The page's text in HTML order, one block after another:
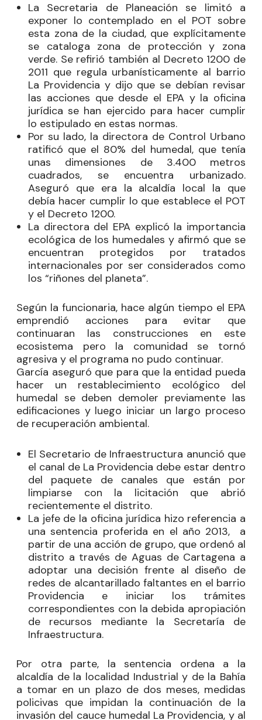
La Secretaria de Planeación se limitó a
exponer lo contemplado en el POT sobre
esta zona de la ciudad, que explícitamente
se cataloga zona de protección y zona
verde. Se refirió también al Decreto 1200 de
2011 que regula urbanísticamente al barrio
La Providencia y dijo que se debían revisar
las acciones que desde el EPA y la oficina
jurídica se han ejercido para hacer cumplir
lo estipulado en estas normas.
Por su lado, la directora de Control Urbano
ratificó que el 80% del humedal, que tenía
unas dimensiones de 3.400 metros
cuadrados, se encuentra urbanizado.
Aseguró que era la alcaldía local la que
debía hacer cumplir lo que establece el POT
y el Decreto 1200.
La directora del EPA explicó la importancia
ecológica de los humedales y afirmó que se
encuentran protegidos por tratados
internacionales por ser considerados como
los “riñones del planeta”.
Según la funcionaria, hace algún tiempo el EPA
emprendió acciones para evitar que
continuaran las construcciones en este
ecosistema pero la comunidad se tornó
agresiva y el programa no pudo continuar.
García aseguró que para que la entidad pueda
hacer un restablecimiento ecológico del
humedal se deben demoler previamente las
edificaciones y luego iniciar un largo proceso
de recuperación ambiental.
El Secretario de Infraestructura anunció que
el canal de La Providencia debe estar dentro
del paquete de canales que están por
limpiarse con la licitación que abrió
recientemente el distrito.
La jefe de la oficina jurídica hizo referencia a
una sentencia proferida en el año 2013, a
partir de una acción de grupo, que ordenó al
distrito a través de Aguas de Cartagena a
adoptar una decisión frente al diseño de
redes de alcantarillado faltantes en el barrio
Providencia e iniciar los trámites
correspondientes con la debida apropiación
de recursos mediante la Secretaría de
Infraestructura.
Por otra parte, la sentencia ordena a la
alcaldía de la localidad Industrial y de la Bahía
a tomar en un plazo de dos meses, medidas
policivas que impidan la continuación de la
invasión del cauce humedal La Providencia, y al